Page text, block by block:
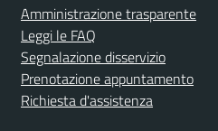
Amministrazione trasparente
Leggi le FAQ
Segnalazione disservizio
Prenotazione appuntamento
Richiesta d'assistenza